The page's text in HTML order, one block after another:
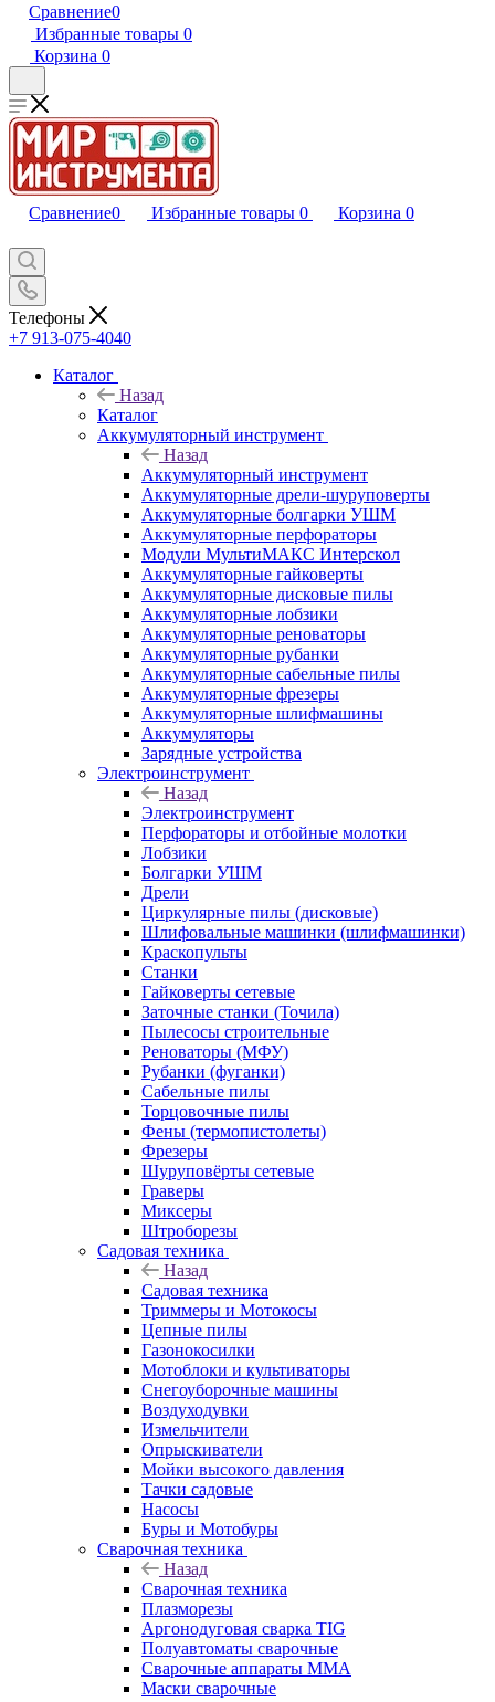
Сравнение0
Избранные товары 0
Корзина 0
Сравнение0 Избранные товары 0 Корзина 0
Телефоны
+7 913-075-4040
Каталог
Назад
Каталог
Аккумуляторный инструмент
Назад
Аккумуляторный инструмент
Аккумуляторные дрели-шуруповерты
Аккумуляторные болгарки УШМ
Аккумуляторные перфораторы
Модули МультиМАКС Интерскол
Аккумуляторные гайковерты
Аккумуляторные дисковые пилы
Аккумуляторные лобзики
Аккумуляторные реноваторы
Аккумуляторные рубанки
Аккумуляторные сабельные пилы
Аккумуляторные фрезеры
Аккумуляторные шлифмашины
Аккумуляторы
Зарядные устройства
Электроинструмент
Назад
Электроинструмент
Перфораторы и отбойные молотки
Лобзики
Болгарки УШМ
Дрели
Циркулярные пилы (дисковые)
Шлифовальные машинки (шлифмашинки)
Краскопульты
Станки
Гайковерты сетевые
Заточные станки (Точила)
Пылесосы строительные
Реноваторы (МФУ)
Рубанки (фуганки)
Сабельные пилы
Торцовочные пилы
Фены (термопистолеты)
Фрезеры
Шуруповёрты сетевые
Граверы
Миксеры
Штроборезы
Садовая техника
Назад
Садовая техника
Триммеры и Мотокосы
Цепные пилы
Газонокосилки
Мотоблоки и культиваторы
Снегоуборочные машины
Воздуходувки
Измельчители
Опрыскиватели
Мойки высокого давления
Тачки садовые
Насосы
Буры и Мотобуры
Сварочная техника
Назад
Сварочная техника
Плазморезы
Аргонодуговая сварка TIG
Полуавтоматы сварочные
Сварочные аппараты ММА
Маски сварочные